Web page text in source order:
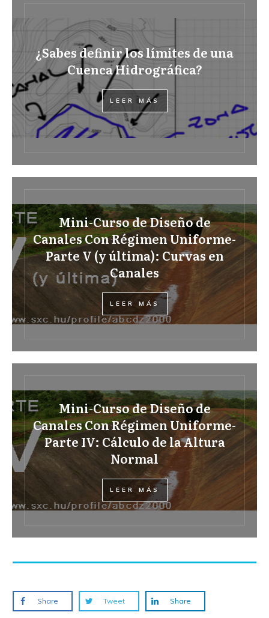
¿Sabes definir los límites de una
Cuenca Hidrográfica?
LEER MÁS
Mini-Curso de Diseño de
Canales Con Régimen Uniforme-
Parte V (y última): Curvas en
Canales
LEER MÁS
Mini-Curso de Diseño de
Canales Con Régimen Uniforme-
Parte IV: Cálculo de la Altura
Normal
LEER MÁS
Share Tweet Share